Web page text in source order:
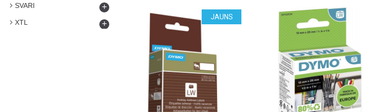
SVARI +
XTL +
JAUNS